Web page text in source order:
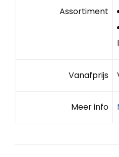
Assortiment
Vanafprijs
Meer info